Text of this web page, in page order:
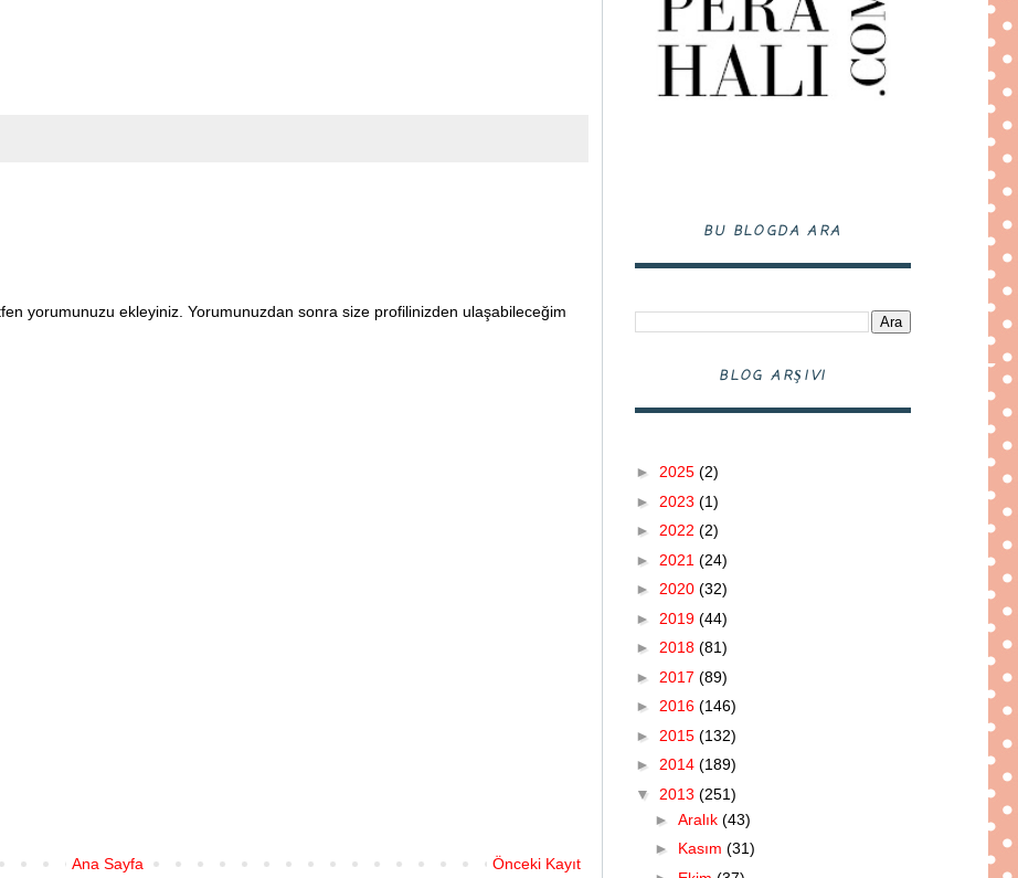
yorumunuzu ekleyiniz. Yorumunuzdan sonra size profilinizden ulaşabileceğim
Önceki Kayıt
Ana Sayfa
BU BLOGDA ARA
BLOG ARŞIVI
► 2025 (2)
► 2023 (1)
► 2022 (2)
► 2021 (24)
► 2020 (32)
► 2019 (44)
► 2018 (81)
► 2017 (89)
► 2016 (146)
► 2015 (132)
► 2014 (189)
▼ 2013 (251)
► Aralık (43)
► Kasım (31)